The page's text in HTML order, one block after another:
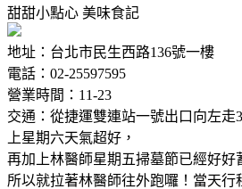
甜甜小點心 美味食記
地址：台北市民生西路136號一樓
電話：02-25597595
營業時間：11-23
交通：從捷運雙連站一號出口向左走
上星期六天氣超好，
再加上林醫師星期五掃墓節已經好好
所以就拉著林醫師往外跑囉！當天行